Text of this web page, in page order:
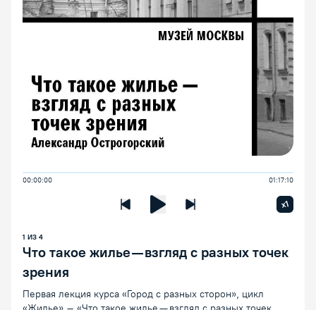
00:00:00 01:17:10
Предыдущая лекцияСледующая лекция
x1
1 ИЗ 4
Что такое жилье — взгляд с разных точек
зрения
Первая лекция курса «Город с разных сторон», цикл